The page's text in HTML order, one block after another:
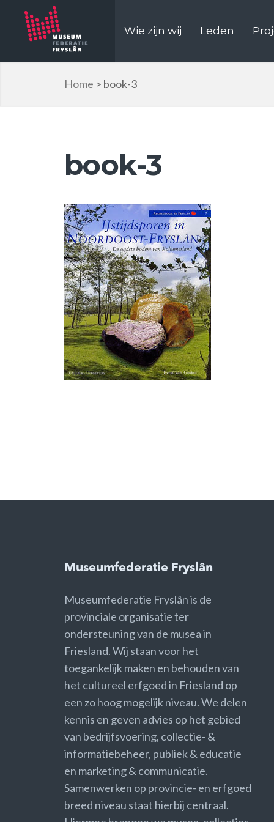
Wie zijn wij Leden
Home > book-3
book-3
Museumfederatie Fryslân
Museumfederatie Fryslân is de
provinciale organisatie ter
ondersteuning van de musea in
Friesland. Wij staan voor het
toegankelijk maken en behouden van
het cultureel erfgoed in Friesland op
een zo hoog mogelijk niveau. We delen
kennis en geven advies op het gebied
van bedrijfsvoering, collectie- &
informatiebeheer, publiek & educatie
en marketing & communicatie.
Samenwerken op provincie- en erfgoed
breed niveau staat hierbij centraal.